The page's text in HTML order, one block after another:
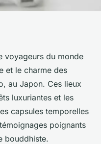
les
de Kyoto,
moments
voyageurs du monde
et le charme des
au Japon. Ces lieux
luxuriantes et les
capsules temporelles
poignants
bouddhiste.